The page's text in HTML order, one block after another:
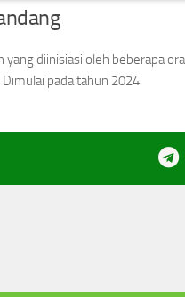
yang diinisiasi oleh beberapa
pada tahun 2024